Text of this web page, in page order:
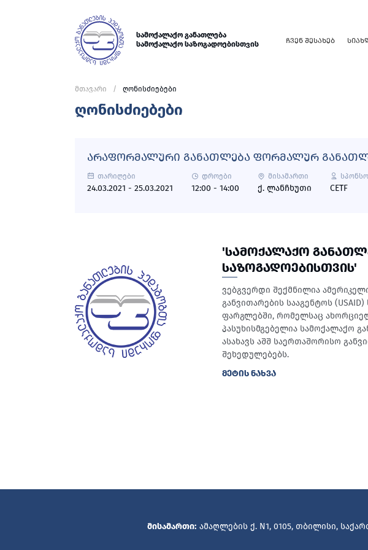
სამოქალაქო განათლება
სამოქალაქო საზოგადოებისთვის
ᲩᲕᲔᲜ ᲨᲔᲡᲐᲮᲔᲑ
მთავარი ღონისძიებები
ღონისძიებები
ᲐᲠᲐᲤᲝᲠᲛᲐᲚᲣᲠᲘ ᲒᲐᲜᲐᲗᲚᲔᲑᲐ ᲤᲝᲠᲛᲐᲚᲣᲠ
თარიღები
24.03.2021 - 25.03.2021
დროები
12:00 - 14:00
მისამართი
ქ. ლანჩხუთი CETF
'ᲡᲐᲛᲝᲥᲐᲚᲐᲥᲝ
ᲡᲐᲖᲝᲒᲐᲓᲝᲔᲑᲘᲡᲗᲕᲘᲡ'
ვებგვერდი შექმნილია
განვითარების სააგენტოს
ფარგლებში, რომელსაც
პასუხისმგებელია სამოქალაქო
ასახავს აშშ საერთაშორისო
შეხედულებებს.
ᲛᲔᲢᲘᲡ ᲜᲐᲮᲕᲐ
მისამართი: ამაღლების ქ. N1, 0105, თბილისი,